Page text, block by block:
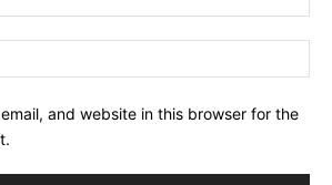
and website in this browser for the